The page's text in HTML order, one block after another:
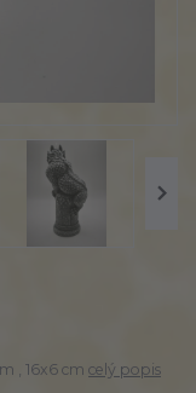
, 16x6 cm celý popis